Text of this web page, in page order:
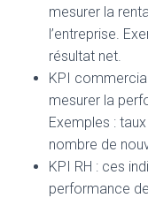
mesurer la
l’entreprise.
résultat net.
KPI
mesurer la
Exemples :
nombre de
KPI RH : ces
performance